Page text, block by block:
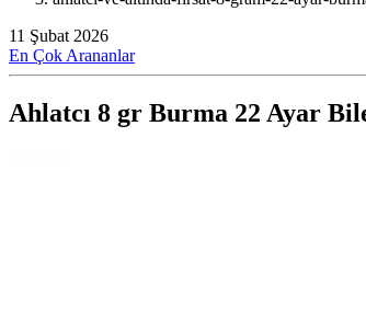
11 Şubat 2026
En Çok Arananlar
Ahlatcı 8 gr Burma 22 Ayar